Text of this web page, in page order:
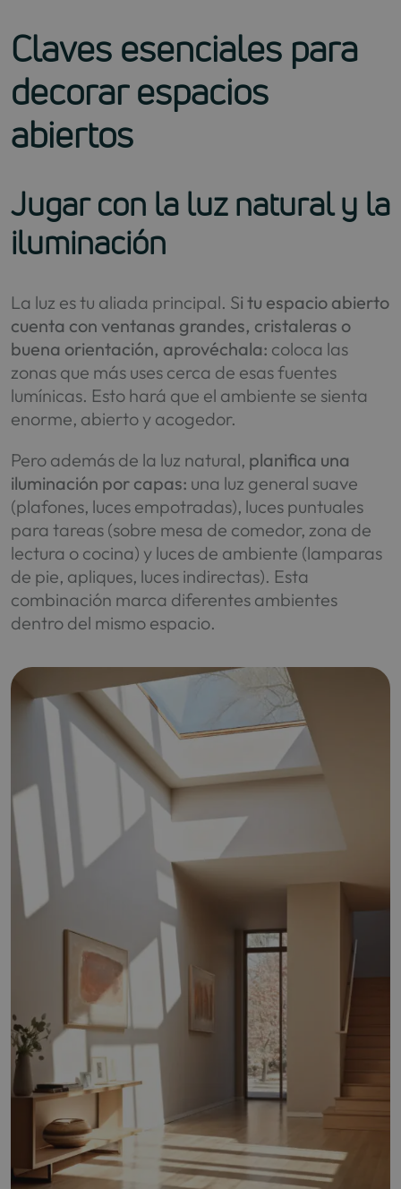
Claves esenciales para
decorar espacios
abiertos
Jugar con la luz natural y la
iluminación
La luz es tu aliada principal. Si tu espacio abierto
cuenta con ventanas grandes, cristaleras o
buena orientación, aprovéchala: coloca las
zonas que más uses cerca de esas fuentes
lumínicas. Esto hará que el ambiente se sienta
enorme, abierto y acogedor.
Pero además de la luz natural, planifica una
iluminación por capas: una luz general suave
(plafones, luces empotradas), luces puntuales
para tareas (sobre mesa de comedor, zona de
lectura o cocina) y luces de ambiente (lamparas
de pie, apliques, luces indirectas). Esta
combinación marca diferentes ambientes
dentro del mismo espacio.